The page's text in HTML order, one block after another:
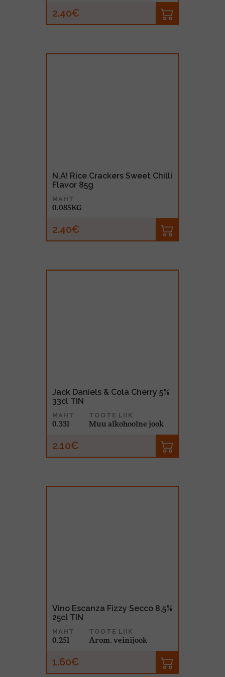
2.40€
N.A! Rice Crackers Sweet Chilli
Flavor 85g
MAHT
0.085KG
2.40€
Jack Daniels & Cola Cherry 5%
33cl TIN
MAHT
0.33l
TOOTE LIIK
Muu alkohoolne jook
2.10€
Vino Escanza Fizzy Secco 8,5%
25cl TIN
MAHT
0.25l
TOOTE LIIK
Arom. veinijook
1.60€